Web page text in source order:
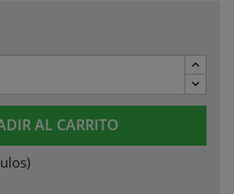
AL CARRITO
)